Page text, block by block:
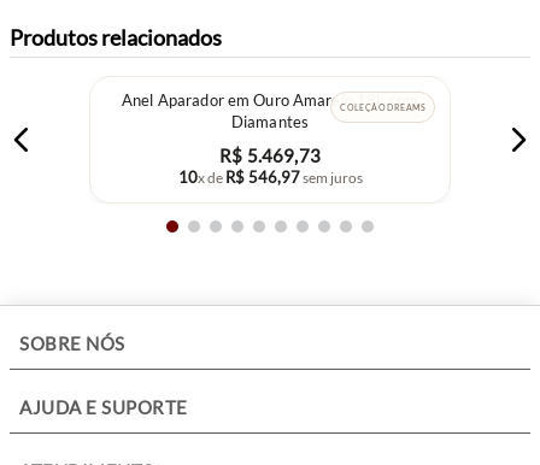
Por fazer parte da Coleção BB Dreams, este modelo une conforto
anatômico a um acabamento de alta joalheria. A Meia Aliança em
Ouro Branco 18k com Diamantes é perfeita para ser usada como
aparador de alianças, em composições de stacking rings ou como peça
única de destaque. É o presente ideal para bodas, aniversários
especiais ou para marcar um novo capítulo com o brilho que você
Produtos relacionados
COLEÇÃO DREAMS
Anel Aparador em Ouro Amarelo 18k com
Diamantes
R$ 5.469,73
10x de R$ 546,97sem juros
SOBRE NÓS
AJUDA E SUPORTE